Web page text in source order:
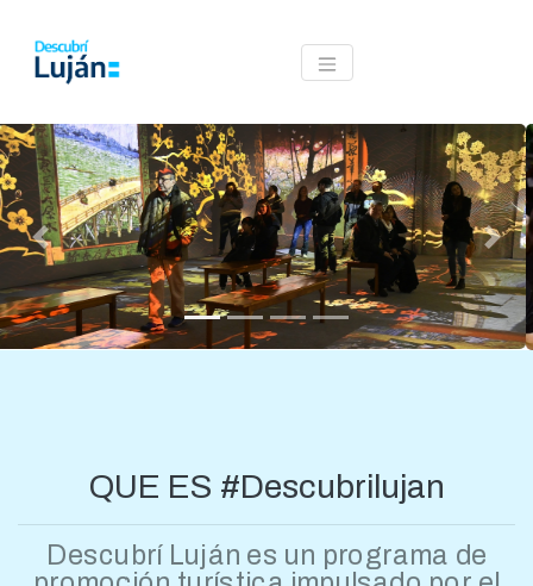
TOGGLE NAVIGATION
Previous Next
QUE ES #Descubrilujan
Descubrí Luján es un programa de